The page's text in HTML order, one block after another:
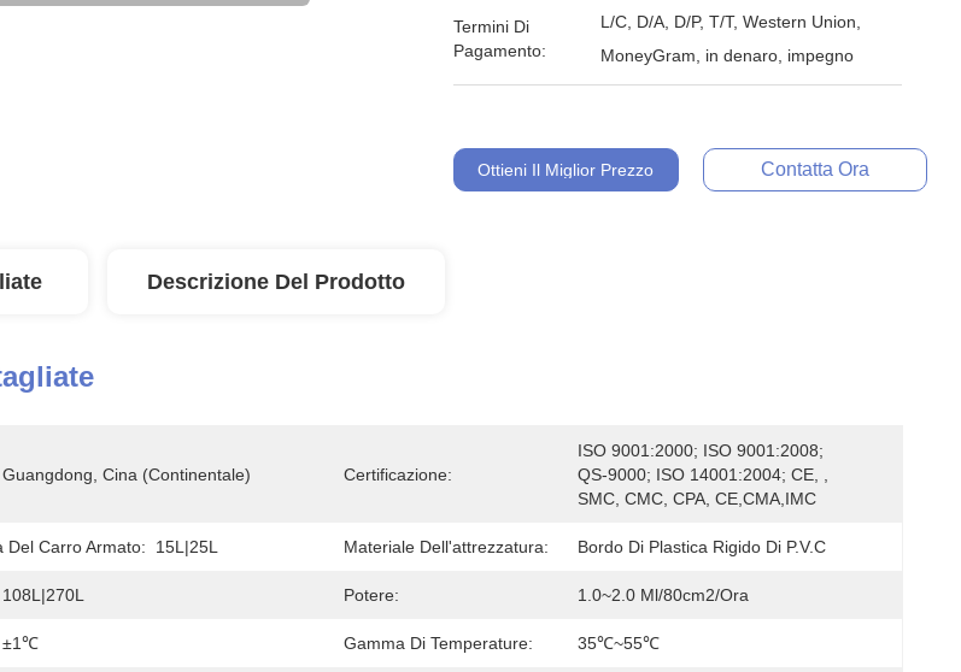
Termini Di
Pagamento:
L/C, D/A, D/P, T/T, Western Union,
MoneyGram, in denaro, impegno
Ottieni Il Miglior Prezzo Contatta Ora
Descrizione Del Prodotto
Guangdong, Cina (continentale) Certificazione:
ISO 9001:2000; ISO 9001:2008;
QS-9000; ISO 14001:2004; CE, ,
SMC, CMC, CPA, CE,CMA,IMC
Del Carro Armato: 15L|25L Materiale Dell'attrezzatura: Bordo Di Plastica Rigido Di P.V.C
108L|270L Potere: 1.0~2.0 Ml/80cm2/ora
±1℃ Gamma Di Temperature: 35℃~55℃